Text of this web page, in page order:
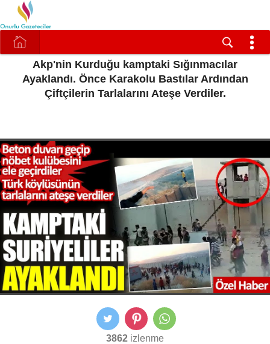
Akp'nin Kurduğu kamptaki Sığınmacılar
Ayaklandı. Önce Karakolu Bastılar Ardından
Çiftçilerin Tarlalarını Ateşe Verdiler.
3862 izlenme